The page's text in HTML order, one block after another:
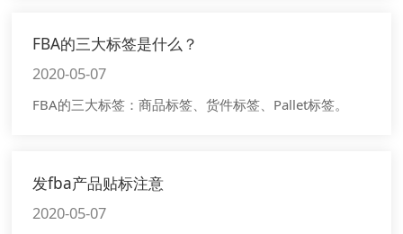
FBA的三大标签是什么？
2020-05-07
FBA的三大标签：商品标签、货件标签、Pallet标签。
发fba产品贴标注意
2020-05-07